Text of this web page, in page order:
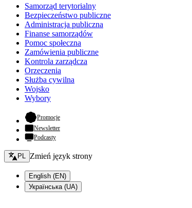
Samorząd terytorialny
Bezpieczeństwo publiczne
Administracja publiczna
Finanse samorządów
Pomoc społeczna
Zamówienia publiczne
Kontrola zarządcza
Orzeczenia
Służba cywilna
Wojsko
Wybory
Promocje- otwiera się w nowej karcie
Newsletter
Podcasty
Zmień język - bieżący:
PL Zmień język strony
English (EN)
Українська (UA)